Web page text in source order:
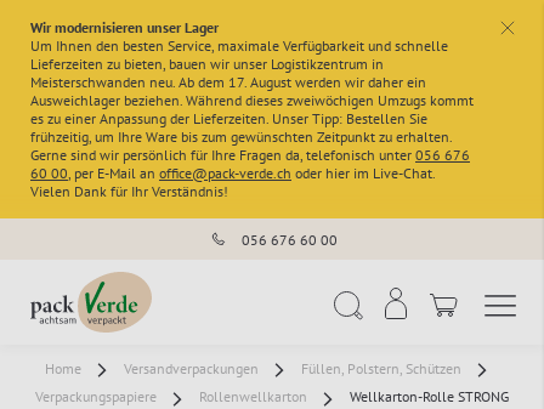
x
Wir modernisieren unser Lager
Um Ihnen den besten Service, maximale Verfügbarkeit und schnelle
Lieferzeiten zu bieten, bauen wir unser Logistikzentrum in
Meisterschwanden neu. Ab dem 17. August werden wir daher ein
Ausweichlager beziehen. Während dieses zweiwöchigen Umzugs kommt
es zu einer Anpassung der Lieferzeiten. Unser Tipp: Bestellen Sie
frühzeitig, um Ihre Ware bis zum gewünschten Zeitpunkt zu erhalten.
Gerne sind wir persönlich für Ihre Fragen da, telefonisch unter 056 676
60 00, per E-Mail an office@pack-verde.ch oder hier im Live-Chat.
Vielen Dank für Ihr Verständnis!
056 676 60 00
Home Versandverpackungen
Füllen, Polstern, Schützen
Verpackungspapiere
Rollenwellkarton Wellkarton-Rolle STRONG